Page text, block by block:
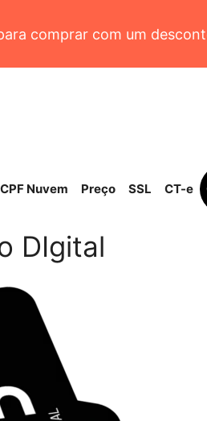
comprar com um
Nuvem Preço SSL CT-e
DIgital